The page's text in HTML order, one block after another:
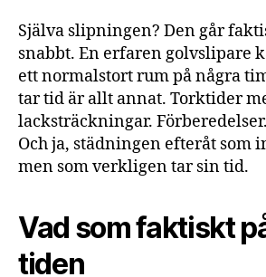
Själva slipningen? Den går
snabbt. En erfaren golvslipare
ett normalstort rum på några
tar tid är allt annat. Torktider
lacksträckningar.
Och ja, städningen efteråt som
men som verkligen tar sin tid.
Vad som faktiskt
tiden